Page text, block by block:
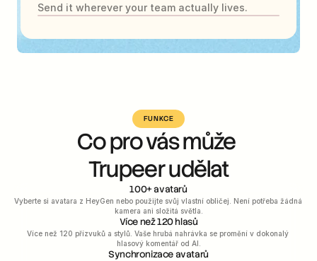
Send it wherever your team actually lives.
FUNKCE
Co pro vás může
Trupeer udělat
100+ avatarů
Vyberte si avatara z HeyGen nebo použijte svůj vlastní obličej. Není potřeba žádná
kamera ani složitá světla.
Více než 120 hlasů
Více než 120 přízvuků a stylů. Vaše hrubá nahrávka se promění v dokonalý
hlasový komentář od AI.
Synchronizace avatarů